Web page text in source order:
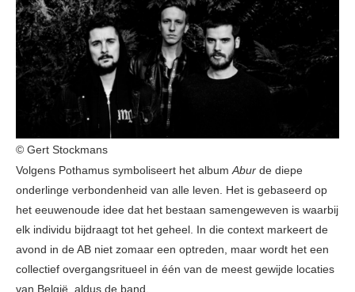
© Gert Stockmans
Volgens Pothamus symboliseert het albumAbur de diepe
onderlinge verbondenheid van alle leven. Het is gebaseerd op
het eeuwenoude idee dat het bestaan samengeweven is waarbij
elk individu bijdraagt tot het geheel. In die context markeert de
avond in de AB niet zomaar een optreden, maar wordt het een
collectief overgangsritueel in één van de meest gewijde locaties
van België, aldus de band.